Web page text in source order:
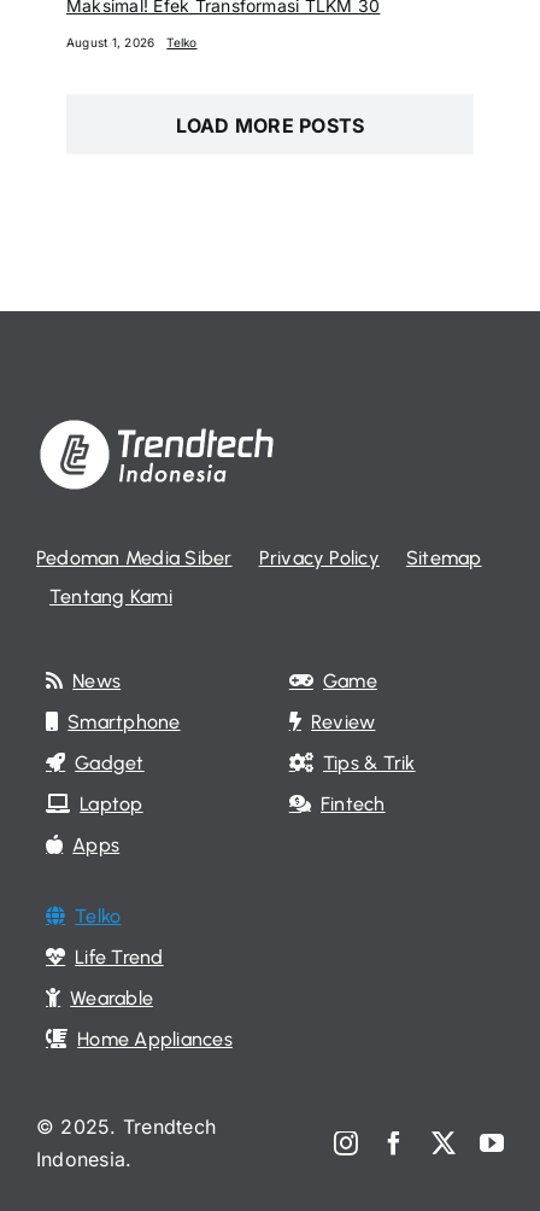
Maksimal! Efek Transformasi TLKM 30
August 1, 2026 Telko
LOAD MORE POSTS
Pedoman Media Siber Privacy Policy
Sitemap
Tentang Kami
News
Smartphone
Gadget
Laptop
Apps
Game
Review
Tips & Trik
Fintech
Telko
Life Trend
Wearable
Home Appliances
© 2025. Trendtech
Indonesia.